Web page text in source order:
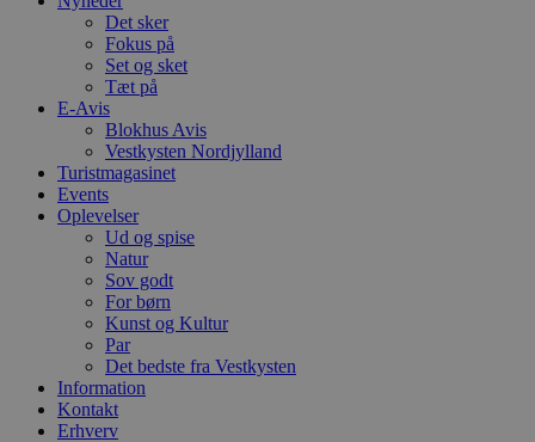
Det sker
Fokus på
Set og sket
Tæt på
E-Avis
Blokhus Avis
Vestkysten Nordjylland
Turistmagasinet
Events
Oplevelser
Ud og spise
Natur
Sov godt
For børn
Kunst og Kultur
Par
Det bedste fra Vestkysten
Information
Kontakt
Erhverv